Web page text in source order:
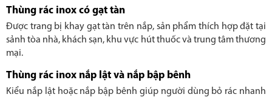
Thùng rác inox có gạt tàn
Được trang bị khay gạt tàn trên nắp, sản phẩm thích hợp đặt tại
sảnh tòa nhà, khách sạn, khu vực hút thuốc và trung tâm thương
mại.
Thùng rác inox nắp lật và nắp bập bênh
Kiểu nắp lật hoặc nắp bập bênh giúp người dùng bỏ rác nhanh